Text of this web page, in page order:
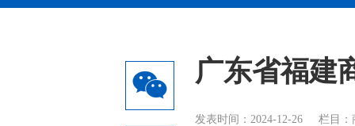
广东省福建
发表时间：2024-12-26 栏目：